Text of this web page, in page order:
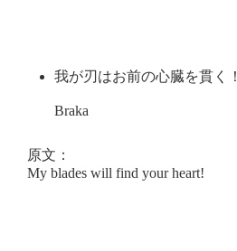
我が刃はお前の心臓を貫く！
Braka
原文：
My blades will find your heart!